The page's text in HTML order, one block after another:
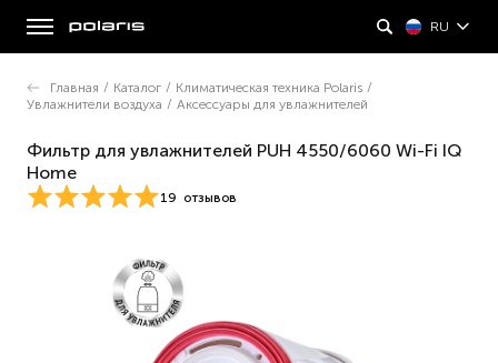
RU
Главная / Каталог / Климатическая техника Polaris /
Увлажнители воздуха / Аксессуары для увлажнителей
Фильтр для увлажнителей PUH 4550/6060 Wi-Fi IQ
Home
19 отзывов